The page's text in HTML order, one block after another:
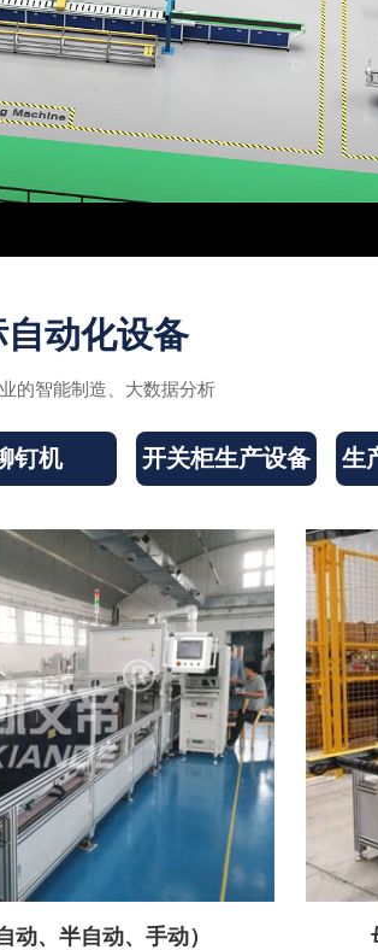
动化设备
的智能制造、大数据分析
钉机 开关柜生产设备 生
动、半自动、手动）